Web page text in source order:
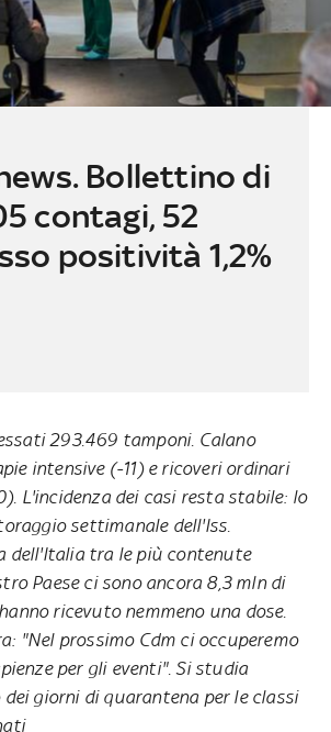
Bollettino di
contagi, 52
positività 1,2%
293.469 tamponi. Calano
intensive (-11) e ricoveri ordinari
L'incidenza dei casi resta stabile: lo
settimanale dell'Iss.
dell'Italia tra le più contenute
Paese ci sono ancora 8,3 mln di
ricevuto nemmeno una dose.
"Nel prossimo Cdm ci occuperemo
per gli eventi". Si studia
giorni di quarantena per le classi